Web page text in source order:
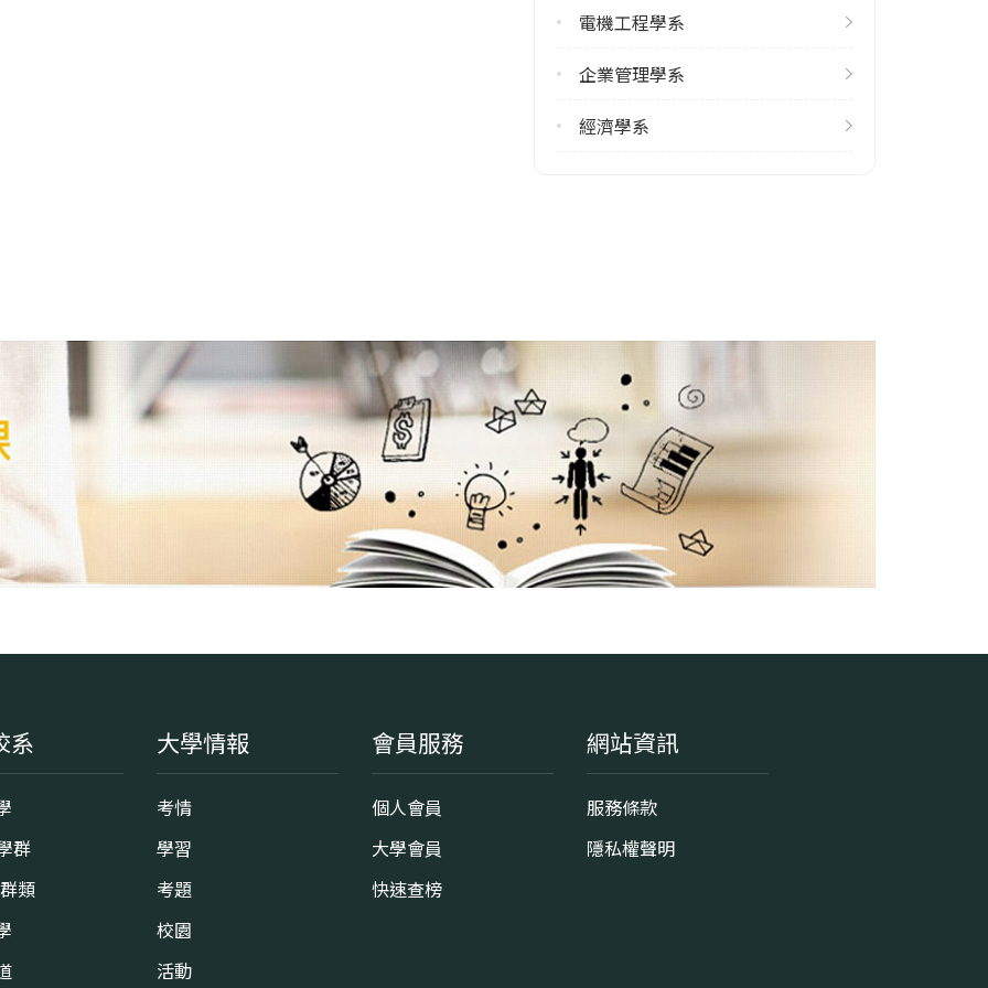
8
雙主修人數
(03)4227151#33030
學系地址
桃園市中壢區中大路300號
電機工程學系
企業管理學系
經濟學系
系
群
類
大學情報
考情
學習
考題
校園
活動
會員服務
個人會員
大學會員
快速查榜
網站資訊
服務條款
隱私權聲明